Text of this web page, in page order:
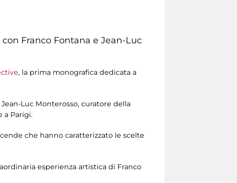
Franco Fontana e Jean-Luc
, la prima monografica dedicata a
Luc Monterosso, curatore della
a Parigi.
che hanno caratterizzato le scelte
esperienza artistica di Franco